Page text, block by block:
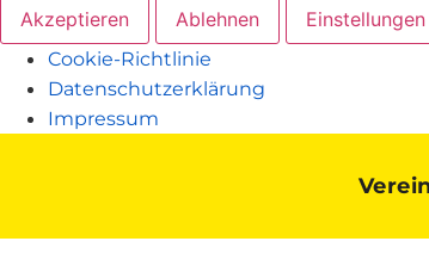
Akzeptieren Ablehnen
Cookie-Richtlinie
Datenschutzerklärung
Impressum